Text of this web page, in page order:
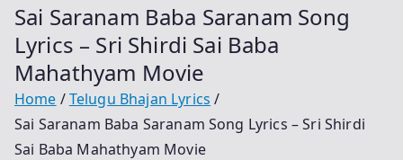
Sai Saranam Baba Saranam Song
Lyrics – Sri Shirdi Sai Baba
Mahathyam Movie
Home
Telugu Bhajan Lyrics
Sai Saranam Baba Saranam Song Lyrics – Sri Shirdi
Sai Baba Mahathyam Movie